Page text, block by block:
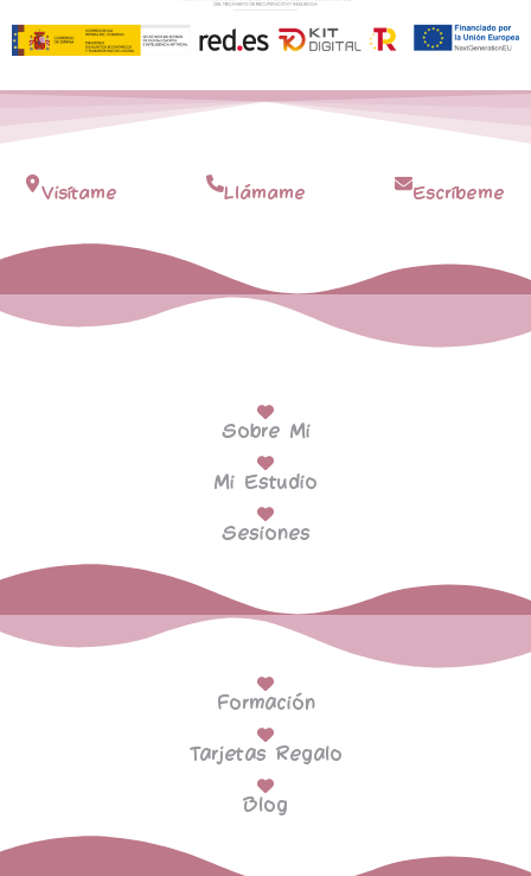
Visítame Llámame Escríbeme
Sobre Mi
Mi Estudio
Sesiones
Formación
Tarjetas Regalo
Blog